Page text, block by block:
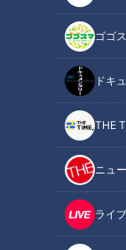
ゴゴ
ドキ
THE
ニュ
ライ
なぜ伝説が生ま
の正体が判明！？
この記事を見